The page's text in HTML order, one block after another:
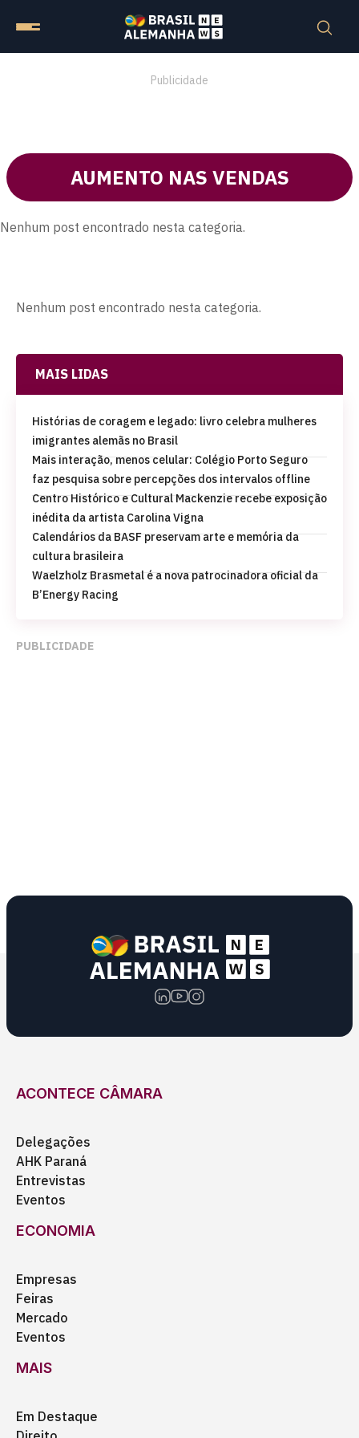
Publicidade
AUMENTO NAS VENDAS
Nenhum post encontrado nesta categoria.
Nenhum post encontrado nesta categoria.
MAIS LIDAS
Histórias de coragem e legado: livro celebra mulheres
imigrantes alemãs no Brasil
Mais interação, menos celular: Colégio Porto Seguro
faz pesquisa sobre percepções dos intervalos offline
Centro Histórico e Cultural Mackenzie recebe exposição
inédita da artista Carolina Vigna
Calendários da BASF preservam arte e memória da
cultura brasileira
Waelzholz Brasmetal é a nova patrocinadora oficial da
B’Energy Racing
PUBLICIDADE
ACONTECE CÂMARA
Delegações
AHK Paraná
Entrevistas
Eventos
ECONOMIA
Empresas
Feiras
Mercado
Eventos
MAIS
Em Destaque